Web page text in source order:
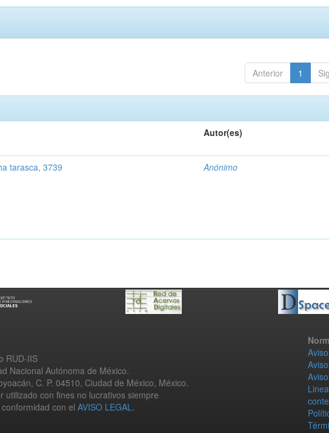
Anterior 1
Autor(es)
tarasca, 3739 Anónimo
RUD-IIS
Nacional Autónoma de México.
C. P. 04510, Ciudad de México, México.
utilizado con fines no lucrativos siempre
con el AVISO LEGAL.